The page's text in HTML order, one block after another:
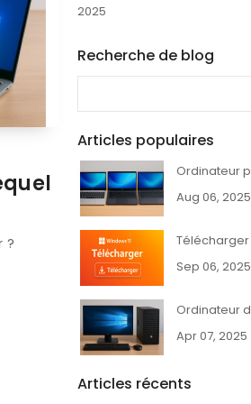
?
2025
Recherche de blog
Articles populaires
Aug 06, 2025
Sep 06, 2025
Apr 07, 2025
Articles récents